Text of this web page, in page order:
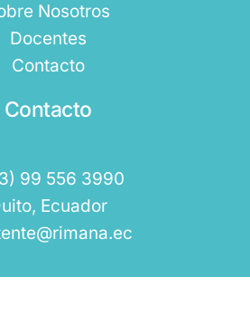
Nosotros
Docentes
Contacto
Contacto
99 556 3990
Ecuador